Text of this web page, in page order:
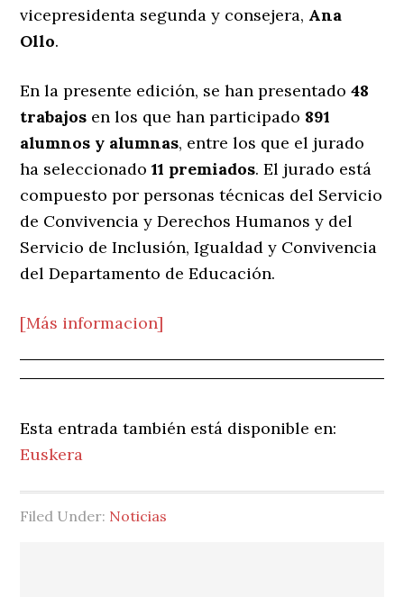
vicepresidenta segunda y consejera, Ana
Ollo.
En la presente edición, se han presentado48
trabajos en los que han participado 891
alumnos y alumnas, entre los que el jurado
ha seleccionado11 premiados. El jurado está
compuesto por personas técnicas del Servicio
de Convivencia y Derechos Humanos y del
Servicio de Inclusión, Igualdad y Convivencia
del Departamento de Educación.
[Más informacion]
Esta entrada también está disponible en:
Euskera
Filed Under: Noticias